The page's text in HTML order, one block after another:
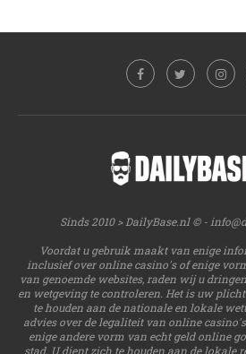
Sinds 2010 > DailyBase.nl © -
Voordat u gebruik maakt van enige
inclusief over online casino's of enige
van genoemde websites, raden wij u
en wetgeving te controleren. Het is uw
te houden aan de nationale en lokale
advies over de legaliteit van online
enige andere vorm van echt geld online
stad. U dient zich te houden aan de lokale